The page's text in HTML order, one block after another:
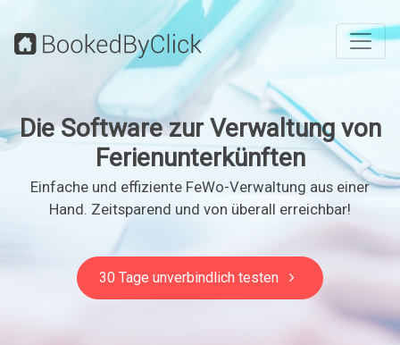
Die Software zur Verwaltung von
Ferienunterkünften
Einfache und effiziente FeWo-Verwaltung aus einer
Hand. Zeitsparend und von überall erreichbar!
30 Tage unverbindlich testen